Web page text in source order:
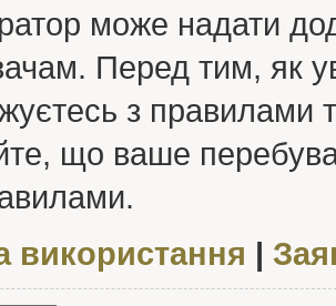
може надати
Перед тим, як
з правилами
що ваше
використання |